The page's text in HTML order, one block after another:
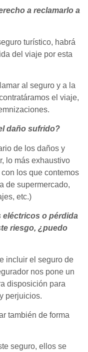
a reclamarlo a
turístico, habrá
del viaje por esta
al seguro y a la
el viaje,
daño sufrido?
de los daños y
lo más exhaustivo
los que contemos
de supermercado,
etc.)
eléctricos o pérdida
riesgo, ¿puedo
incluir el seguro de
nos pone un
disposición para
perjuicios.
también de forma
seguro, ellos se